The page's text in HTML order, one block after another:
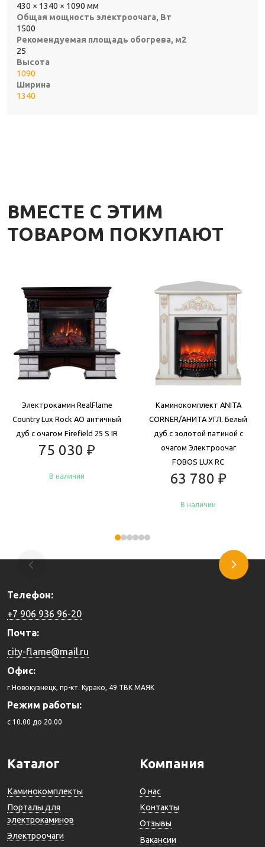
430 × 1340 × 1090 мм
Общая мощность электроочага, Вт
1500
Рекомендуемая площадь обогрева, м2
25
Высота
1090
Ширина
1340
ВМЕСТЕ С ЭТИМ
ТОВАРОМ ПОКУПАЮТ
Электрокамин RealFlame
Country Lux Rock AO античный
дуб с очагом Firefield 25 S IR
75 030 ₽
В наличии
Каминокомплект ANITA
CORNER/АНИТА УГЛ. Белый
дуб с золотой патиной с
очагом Электроочаг
FOBOS LUX RC
63 780 ₽
В наличии
Телефон:
+7 906 936 96-20
Почта:
city-flame@mail.ru
Офис:
г.Новокузнецк, пр-кт. Курако, 49 ТВК МАЯК
Режим работы:
c 10.00 до 20.00
Каталог
Каминокомплекты
Порталы для
электрокаминов
Электроочаги
Компания
О нас
Контакты
Отзывы
Вакансии